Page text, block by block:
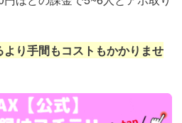
り手間もコストもかかりませ